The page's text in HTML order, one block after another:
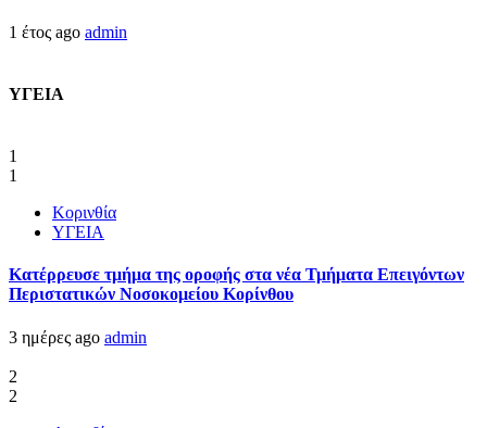
1 έτος ago admin
ΥΓΕΙΑ
1
1
Κορινθία
ΥΓΕΙΑ
Kατέρρευσε τμήμα της οροφής στα νέα Τμήματα Επειγόντων
Περιστατικών Νοσοκομείου Κορίνθου
3 ημέρες ago admin
2
2